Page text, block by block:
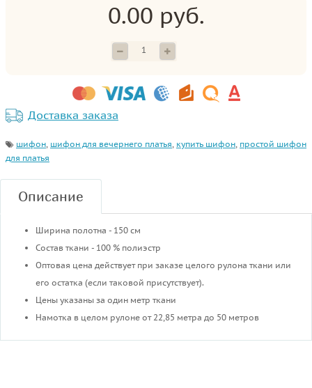
0.00 руб.
Доставка заказа
шифон, шифон для вечернего платья, купить шифон, простой шифон
для платья
Описание
Ширина полотна - 150 см
Состав ткани - 100 % полиэстр
Оптовая цена действует при заказе целого рулона ткани или
его остатка (если таковой присутствует).
Цены указаны за один метр ткани
Намотка в целом рулоне от 22,85 метра до 50 метров